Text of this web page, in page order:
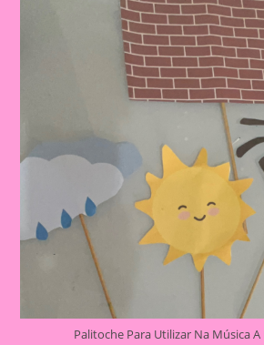
Palitoche Para Utilizar Na Música